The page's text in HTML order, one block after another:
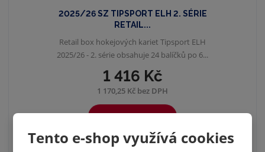
Tento e-shop využívá cookies
2025/26 SZ TIPSPORT ELH 2. SÉRIE
RETAIL...
1 416 Kč
1 170,25 Kč bez DPH
KOUPIT
SKLADEM
Retail box hokejových kariet Tipsport ELH
2025/26 - 2. série obsahuje 24 balíčků po 6...